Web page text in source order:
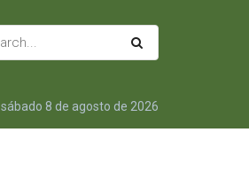
sábado 8 de agosto de 2026